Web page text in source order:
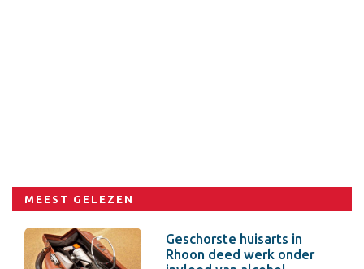
MEEST GELEZEN
Geschorste huisarts in
Rhoon deed werk onder